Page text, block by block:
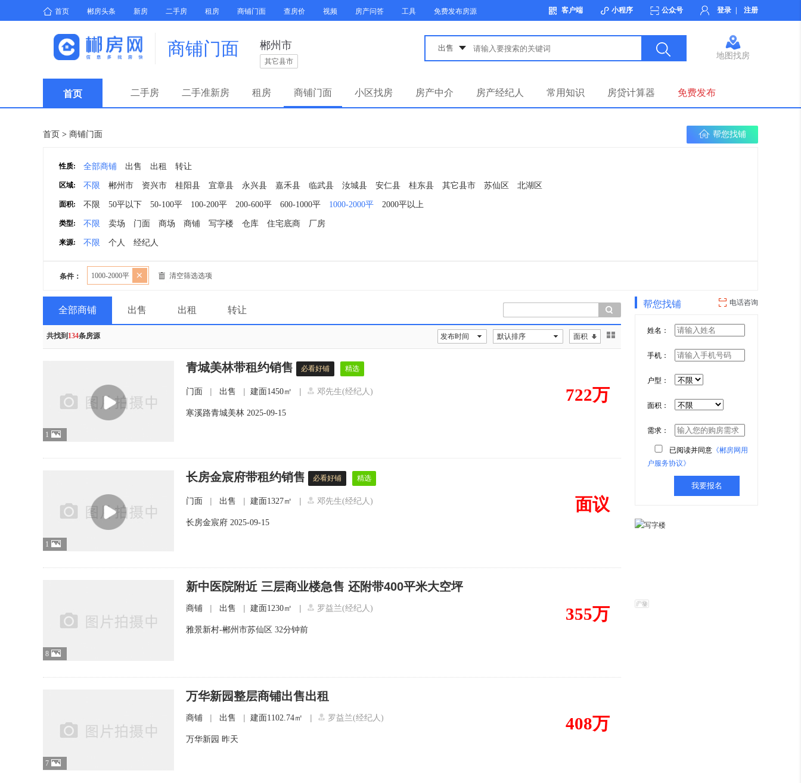
首页 郴房头条 新房 二手房 租房 商铺门面 查房价 视频 房产问答 工具 免费发布房源 客户端 小程序 公众号 登录 注册
商铺门面 郴州市
其它县市
地图找房
首页 二手房 二手准新房 租房 商铺门面 小区找房 房产中介 房产经纪人 常用知识 房贷计算器 免费发布
帮您找铺
首页 > 商铺门面
性质: 全部商铺 出售 出租 转让
区域: 不限 郴州市 资兴市 桂阳县 宜章县 永兴县 嘉禾县 临武县 汝城县 安仁县 桂东县 其它县市 苏仙区 北湖区
面积: 不限 50平以下 50-100平 100-200平 200-600平 600-1000平 1000-2000平 2000平以上
类型: 不限 卖场 门面 商场 商铺 写字楼 仓库 住宅底商 厂房
来源: 不限 个人 经纪人
条件： 1000-2000平 清空筛选选项
全部商铺 出售 出租 转让
共找到 134条房源 发布时间 默认排序 面积
1
青城美林带租约销售 必看好铺 精选
门面 | 出售 | 建面1450㎡ | 邓先生(经纪人)
寒溪路青城美林 2025-09-15
722万
1
长房金宸府带租约销售 必看好铺 精选
门面 | 出售 | 建面1327㎡ | 邓先生(经纪人)
长房金宸府 2025-09-15
面议
8
新中医院附近 三层商业楼急售 还附带400平米大空坪
商铺 | 出售 | 建面1230㎡ | 罗益兰(经纪人)
雅景新村-郴州市苏仙区 32分钟前
355万
7
万华新园整层商铺出售出租
商铺 | 出售 | 建面1102.74㎡ | 罗益兰(经纪人)
万华新园 昨天
408万
帮您找铺 电话咨询
姓名：
手机：
户型：
面积：
需求：
已阅读并同意 《郴房网用
户服务协议》